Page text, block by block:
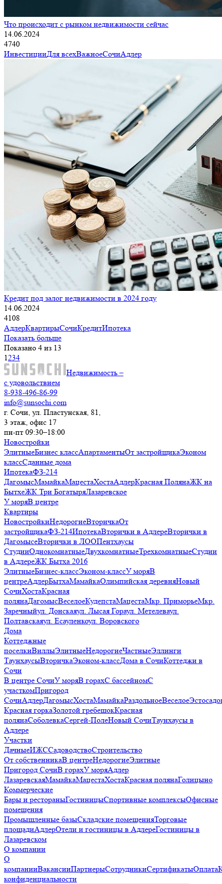
Что происходит с рынком недвижимости сейчас
14.06.2024
4740
ИнвестицииДля всехВажноеСочиАдлер
Кредит под залог недвижимости в 2024 году
14.06.2024
4108
АдлерКвартирыСочиКредитИпотека
Показать больше
Показано 4 из 13
1234
Недвижимость –
с удовольствием
8-938-496-86-99
info@sunsochi.com
г. Сочи, ул. Пластунская, 81,
3 этаж, офис 17
пн-пт 09:30–18:00
Новостройки
ЭлитныеБизнес классАпартаментыОт застройщикаЭконом
классСданные дома
ИпотекаФЗ-214
ДагомысМамайкаМацестаХостаАдлерКрасная ПолянаЖК на
БытхеЖК Три БогатыряЛазаревское
У моряВ центре
Квартиры
НовостройкиНедорогиеВторичкаОт
застройщикаФЗ-214ИпотекаВторички в АдлереВторички в
ДагомысеВторички в ЛООПентхаусы
СтудииОднокомнатныеДвухкомнатныеТрехкомнатныеСтудии
в АдлереЖК Бытха 2016
ЭлитныеБизнес-классЭконом-классУ моряВ
центреАдлерБытхаМамайкаОлимпийская деревняНовый
СочиХостаКрасная
полянаДагомысВеселоеКудепстаМацестаМкр. ПриморьеМкр.
Заречныйул. Донскаяул. Лысая Гораул. Метелеваул.
Полтавскаяул. Есауленкоул. Воровского
Дома
Коттеджные
поселкиВиллыЭлитныеНедорогиеЧастныеЭллинги
ТаунхаусыВторичкаЭконом-классДома в СочиКоттеджи в
Сочи
В центре СочиУ моряВ горахС бассейномС
участкомПригород
СочиАдлерДагомысХостаМамайкаРаздольноеВеселое
Красная горкаЗолотой гребешокКрасная
полянаСоболевкаСергей-ПолеНовый СочиТаунхаусы в
Адлере
Участки
ДачныеИЖССадоводствоСтроительство
От собственникаВ центреНедорогиеЭлитные
Пригород СочиВ горахУ моряАдлер
ЛазаревскаяМамайкаМацестаХостаКрасная полянаГолицыно
Коммерческие
Бары и рестораныГостиницыСпортивные комплексыОфисные
помещения
Промышленные базыСкладские помещенияТорговые
площадиАдлерОтели и гостиницы в АдлереГостиницы в
Лазаревском
О компании
О
компанииВакансииПартнерыСотрудникиСертификатыОплата
конфиденциальности